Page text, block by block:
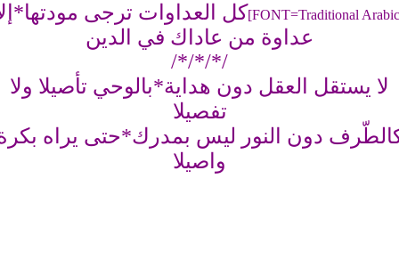
كل العداوات ترجى
عداوة من عاداك في الدين
/*/*/*/
لا يستقل العقل دون هداية*بالوحي تأصيلا ولا
تفصيلا
دون النور ليس بمدرك*حتى يراه
واصيلا